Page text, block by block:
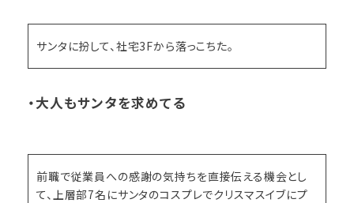
サンタに扮して、社宅3Fから落っこちた。
・大人もサンタを求めてる
前職で従業員への感謝の気持ちを直接伝える機会とし
て、上層部7名にサンタのコスプレでクリスマスイブにプ